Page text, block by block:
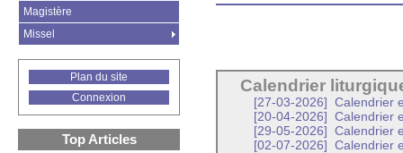
Calendrier
[27-03-2026]
Calendrier
[20-04-2026]
Calendrier
[29-05-2026]
Calendrier
[02-07-2026]
Calendrier
Magistère
Missel
Plan du site
Connexion
Top Articles